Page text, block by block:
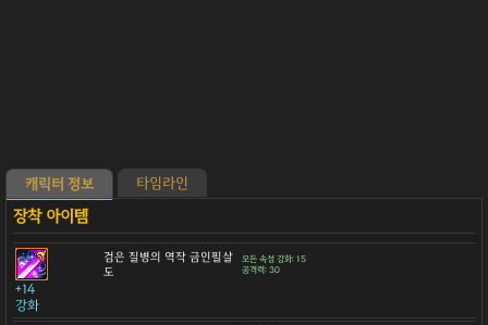
캐릭터 정보 타임라인
검은 질병의 역작 금인필살
도
모든 속성 강화: 15
공격력: 30
+14
강화